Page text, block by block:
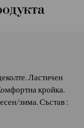
Ластичен
кройка.
зима. Състав :